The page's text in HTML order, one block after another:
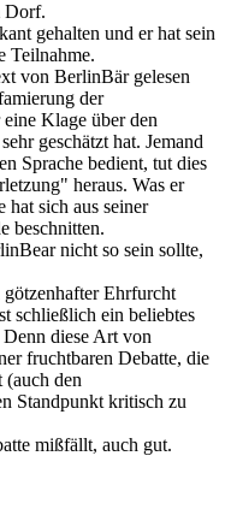
Dorf.
gehalten und er hat sein
Teilnahme.
von BerlinBär gelesen
der
Klage über den
geschätzt hat. Jemand
Sprache bedient, tut dies
heraus. Was er
hat sich aus seiner
beschnitten.
nicht so sein sollte,
Ehrfurcht
schließlich ein beliebtes
diese Art von
fruchtbaren Debatte, die
(auch den
Standpunkt kritisch zu
mißfällt, auch gut.